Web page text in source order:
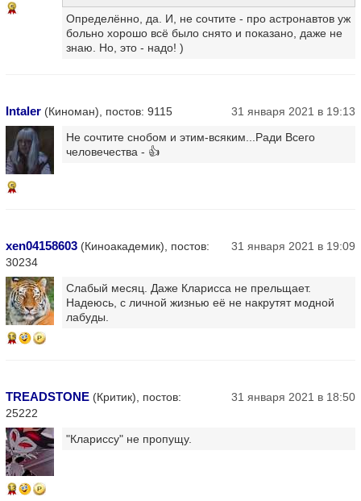
5
Определённо, да. И, не сочтите - про астронавтов уж
больно хорошо всё было снято и показано, даже не
знаю. Но, это - надо! )
Intaler (Киноман), постов: 9115 31 января 2021 в 19:13
5
Не сочтите снобом и этим-всяким...Ради Всего
человечества - 👍
xen04158603 (Киноакадемик), постов:
30234
31 января 2021 в 19:09
15
Слабый месяц. Даже Кларисса не прельщает.
Надеюсь, с личной жизнью её не накрутят модной
лабуды.
TREADSTONE (Критик), постов:
25222
31 января 2021 в 18:50
13
"Клариссу" не пропущу.